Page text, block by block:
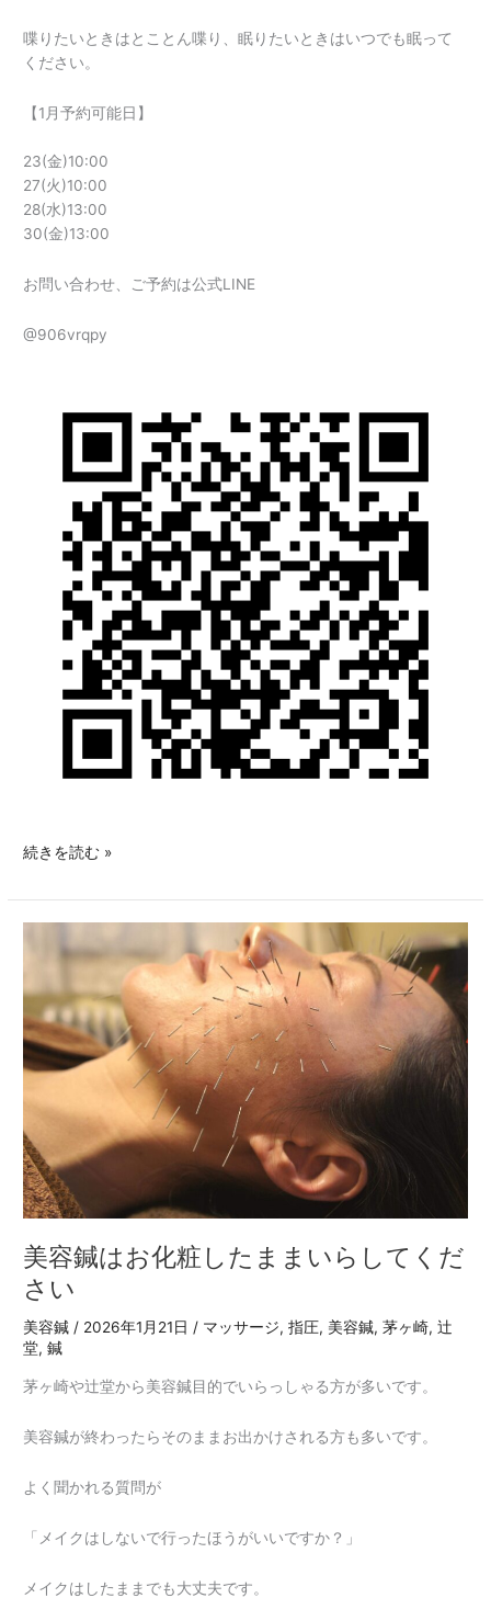
喋りたいときはとことん喋り、眠りたいときはいつでも眠って
ください。
【1月予約可能日】
23(金)10:00
27(火)10:00
28(水)13:00
30(金)13:00
お問い合わせ、ご予約は公式LINE
@906vrqpy
続きを読む »
美容鍼はお化粧したままいらしてくだ
さい
美容鍼 / 2026年1月21日 / マッサージ,指圧, 美容鍼,茅ヶ崎,辻
堂,鍼
茅ヶ崎や辻堂から美容鍼目的でいらっしゃる方が多いです。
美容鍼が終わったらそのままお出かけされる方も多いです。
よく聞かれる質問が
「メイクはしないで行ったほうがいいですか？」
メイクはしたままでも大丈夫です。
お
化
粧
し
た
ま
ま
い
ら
し
て
く
だ
さ